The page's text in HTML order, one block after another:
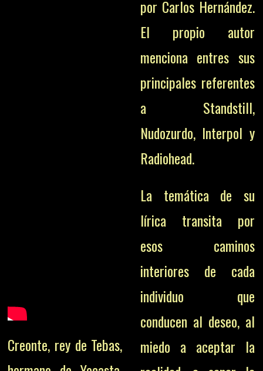
Creonte, rey de Tebas,
por Carlos Hernández.
El propio autor
menciona entres sus
principales referentes
a Standstill,
Nudozurdo, Interpol y
Radiohead.
La temática de su
lírica transita por
esos caminos
interiores de cada
individuo que
conducen al deseo, al
miedo a aceptar la